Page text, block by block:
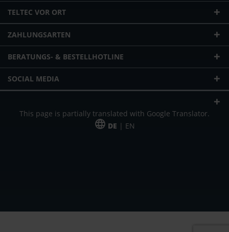
TELTEC VOR ORT
ZAHLUNGSARTEN
BERATUNGS- & BESTELLHOTLINE
SOCIAL MEDIA
This page is partially translated with Google Translator.
DE | EN